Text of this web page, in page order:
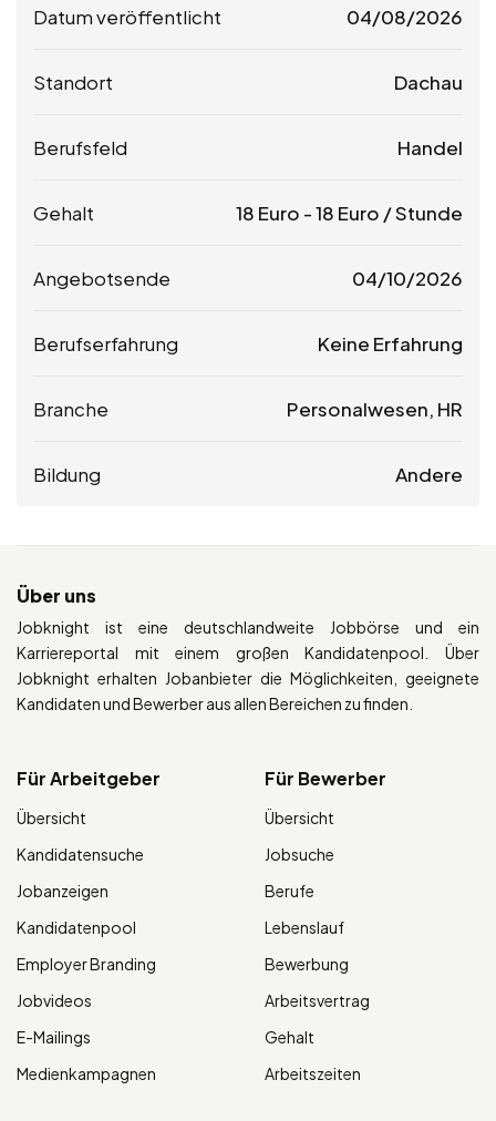
Datum veröffentlicht 04/08/2026
Standort Dachau
Berufsfeld Handel
Gehalt 18 Euro -18 Euro / Stunde
Angebotsende 04/10/2026
Berufserfahrung Keine Erfahrung
Branche Personalwesen, HR
Bildung Andere
Über uns
Jobknight ist eine deutschlandweite Jobbörse und ein
Karriereportal mit einem großen Kandidatenpool. Über
Jobknight erhalten Jobanbieter die Möglichkeiten, geeignete
Kandidaten und Bewerber aus allen Bereichen zu finden.
Für Arbeitgeber
Übersicht
Kandidatensuche
Jobanzeigen
Kandidatenpool
Employer Branding
Jobvideos
E-Mailings
Medienkampagnen
Für Bewerber
Übersicht
Jobsuche
Berufe
Lebenslauf
Bewerbung
Arbeitsvertrag
Gehalt
Arbeitszeiten